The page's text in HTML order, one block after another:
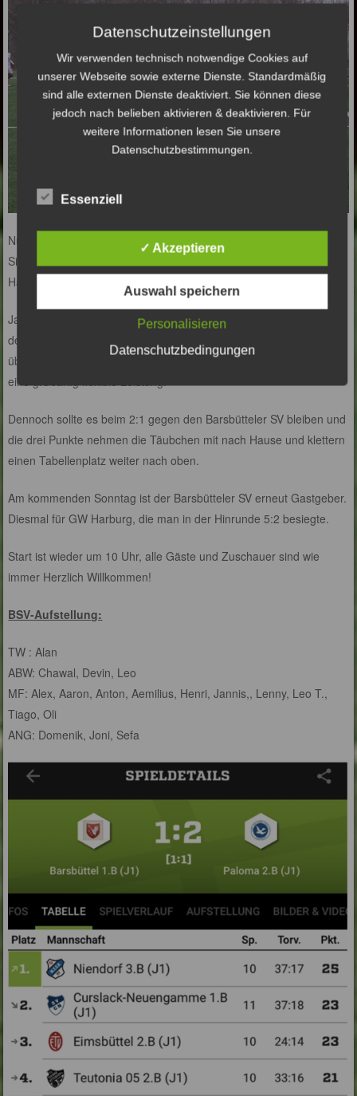
Nun kam es im weiteren Verlauf zu einer außergewöhnlichen
Situation, denn der BSV-Torwart sah durch ein reflexartiges
Handspiel außerhalb des Strafraumes leider rot.
Jannis, der vorherige Torschütze, kannte sich nun schon gut mit
dem „TOR“ aus, zog sich somit das Laibchen und die Handschuhe
über und stellte sich in ebendieses. An ihm kam kein Ball vorbei,
eine großartig flexible Leistung.
Dennoch sollte es beim 2:1 gegen den Barsbütteler SV bleiben und
die drei Punkte nehmen die Täubchen mit nach Hause und klettern
einen Tabellenplatz weiter nach oben.
Am kommenden Sonntag ist der Barsbütteler SV erneut Gastgeber.
Diesmal für GW Harburg, die man in der Hinrunde 5:2 besiegte.
Start ist wieder um 10 Uhr, alle Gäste und Zuschauer sind wie
immer Herzlich Willkommen!
BSV-Aufstellung:
TW : Alan
ABW: Chawal, Devin, Leo
MF: Alex, Aaron, Anton, Aemilius, Henri, Jannis,, Lenny, Leo T.,
Tiago, Oli
ANG: Domenik, Joni, Sefa
Datenschutzeinstellungen
Wir verwenden technisch notwendige Cookies auf
unserer Webseite sowie externe Dienste. Standardmäßig
sind alle externen Dienste deaktiviert. Sie können diese
jedoch nach belieben aktivieren & deaktivieren. Für
weitere Informationen lesen Sie unsere
Datenschutzbestimmungen.
Essenziell
✓ Akzeptieren
Auswahl speichern
Personalisieren
Datenschutzbedingungen